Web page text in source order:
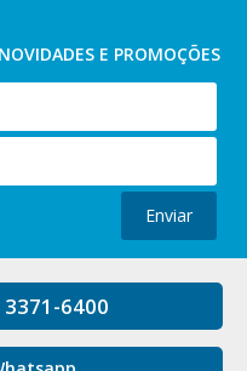
NOVIDADES E PROMOÇÕES
Enviar
3371-6400